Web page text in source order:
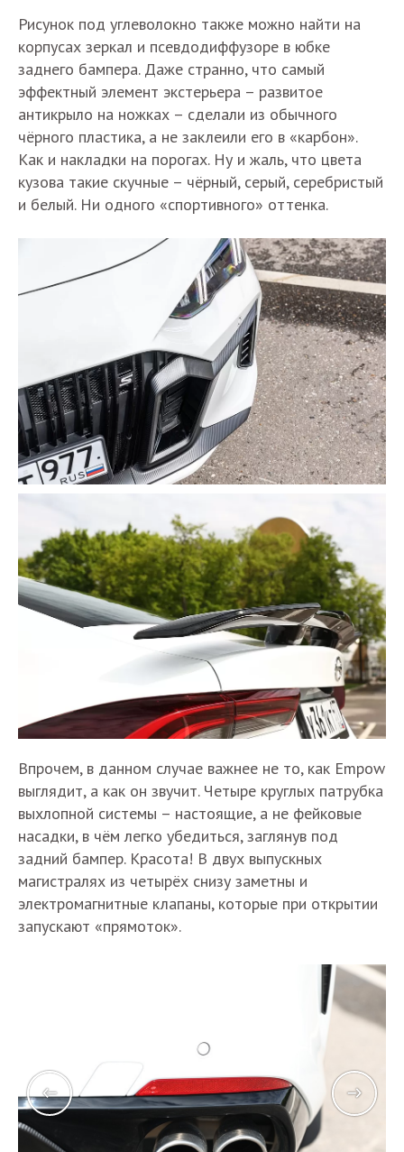
Рисунок под углеволокно также можно найти на
корпусах зеркал и псевдодиффузоре в юбке
заднего бампера. Даже странно, что самый
эффектный элемент экстерьера – развитое
антикрыло на ножках – сделали из обычного
чёрного пластика, а не заклеили его в «карбон».
Как и накладки на порогах. Ну и жаль, что цвета
кузова такие скучные – чёрный, серый, серебристый
и белый. Ни одного «спортивного» оттенка.
Впрочем, в данном случае важнее не то, как Empow
выглядит, а как он звучит. Четыре круглых патрубка
выхлопной системы – настоящие, а не фейковые
насадки, в чём легко убедиться, заглянув под
задний бампер. Красота! В двух выпускных
магистралях из четырёх снизу заметны и
электромагнитные клапаны, которые при открытии
запускают «прямоток».